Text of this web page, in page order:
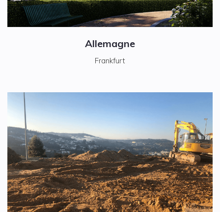
Allemagne
Frankfurt